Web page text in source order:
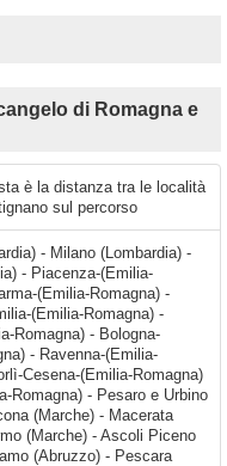
di Romagna e
è la distanza tra le località
sul percorso
- Milano (Lombardia) -
- Piacenza-(Emilia-
(Emilia-Romagna) -
(Emilia-Romagna) -
Romagna) - Bologna-
- Ravenna-(Emilia-
Cesena-(Emilia-Romagna)
Romagna) - Pesaro e Urbino
(Marche) - Macerata
(Marche) - Ascoli Piceno
(Abruzzo) - Pescara